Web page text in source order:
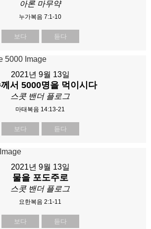
아론 마무약
누가복음 7:1-10
보다 듣다
2021년 9월 13일
서 5000명을 먹이시다
스콧 밴더 플로그
마태복음 14:13-21
보다 듣다
2021년 9월 13일
물을 포도주로
스콧 밴더 플로그
요한복음 2:1-11
보다 듣다